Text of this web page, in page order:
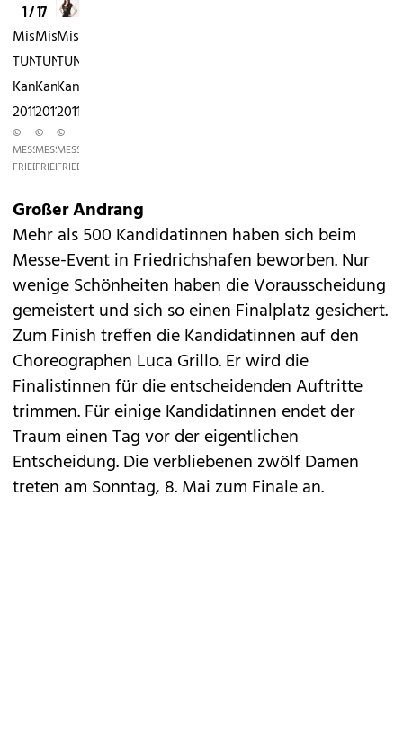
1 / 17
Miss
TUNING
Kandidatin
2011
©
MESSE
FRIEDRICHSHAFEN
Miss
TUNING
Kandidatin
2011
©
MESSE
FRIEDRICHSHAFEN
Miss
TUNING
Kandidatin
2011
©
MESSE
FRIEDRICHSHAFEN
Großer Andrang
Mehr als 500 Kandidatinnen haben sich beim
Messe-Event in Friedrichshafen beworben. Nur
wenige Schönheiten haben die Vorausscheidung
gemeistert und sich so einen Finalplatz gesichert.
Zum Finish treffen die Kandidatinnen auf den
Choreographen Luca Grillo. Er wird die
Finalistinnen für die entscheidenden Auftritte
trimmen. Für einige Kandidatinnen endet der
Traum einen Tag vor der eigentlichen
Entscheidung. Die verbliebenen zwölf Damen
treten am Sonntag, 8. Mai zum Finale an.